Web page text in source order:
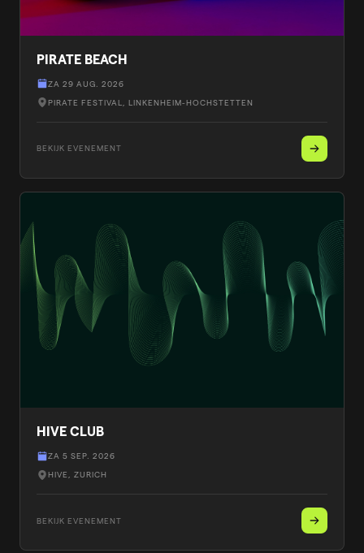
PIRATE BEACH
ZA 29 AUG. 2026
PIRATE FESTIVAL , LINKENHEIM-HOCHSTETTEN
BEKIJK EVENEMENT
HIVE CLUB
ZA 5 SEP. 2026
HIVE, ZURICH
BEKIJK EVENEMENT